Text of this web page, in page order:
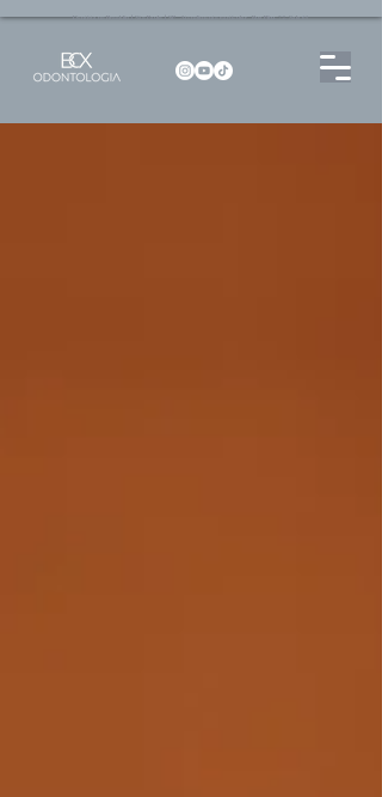
Dentista no Brooklin | São Paulo | SP Atendimento particular Rua Pitu, 72, Sala 65